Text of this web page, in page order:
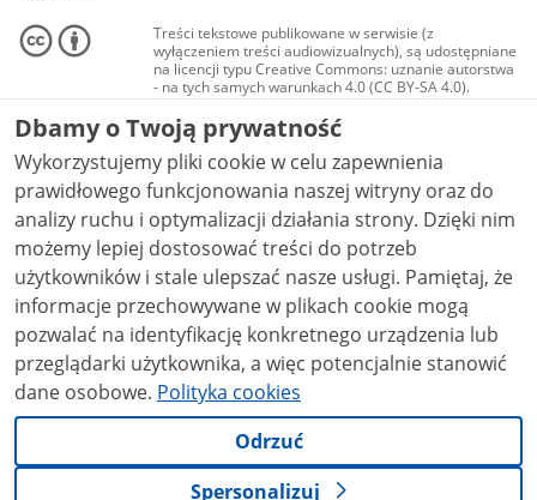
Treści tekstowe publikowane w serwisie (z
wyłączeniem treści audiowizualnych), są udostępniane
na licencji typu Creative Commons: uznanie autorstwa
- na tych samych warunkach 4.0 (CC BY-SA 4.0).
Materiały audiowizualne, w tym zdjęcia, materiały
audio i wideo, są udostępniane na licencji typu
Creative Commons: uznanie autorstwa użycie
niekomercyjne - bez utworów zależnych 4.0 (CC BY-
NC-ND 4.0), o ile nie jest to stwierdzone inaczej.
Dbamy o Twoją prywatność
Wykorzystujemy pliki cookie w celu zapewnienia
prawidłowego funkcjonowania naszej witryny oraz do
analizy ruchu i optymalizacji działania strony. Dzięki nim
możemy lepiej dostosować treści do potrzeb
użytkowników i stale ulepszać nasze usługi. Pamiętaj, że
informacje przechowywane w plikach cookie mogą
pozwalać na identyfikację konkretnego urządzenia lub
przeglądarki użytkownika, a więc potencjalnie stanowić
dane osobowe. Polityka cookies
Odrzuć
Spersonalizuj